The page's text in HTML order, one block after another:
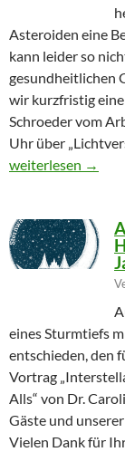
Asteroiden eine
kann leider so
gesundheitlichen
wir kurzfristig
Schroeder vom
Uhr über
Geändertes
weiterlesen →
eines Sturmtiefs
entschieden, den
Vortrag
Alls“ von Dr.
Gäste und
Vielen Dank für